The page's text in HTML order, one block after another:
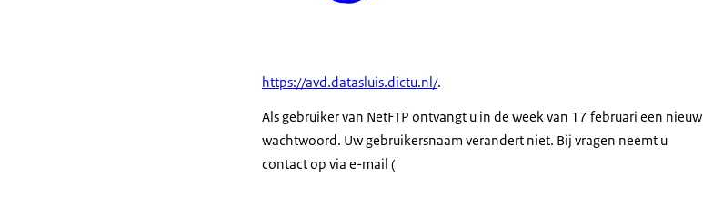
https://avd.datasluis.dictu.nl/.
Als gebruiker van NetFTP ontvangt u in de week van 17 februari een nieuw
wachtwoord. Uw gebruikersnaam verandert niet. Bij vragen neemt u
contact op via e-mail (